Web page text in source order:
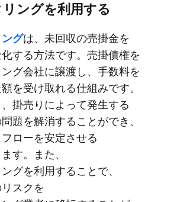
ングを​利用する
グは、​未回収の​売掛金を​
する​方​法です。​売掛債権を​
グ会社に​譲渡し、​手数料を​
を​受け取れる​仕組みです。​
掛売りに​よって​発生する​
題を​解消する​ことができ、​
ローを​安定させる​
す。​また、​
グを​利用する​ことで、​
スクを​